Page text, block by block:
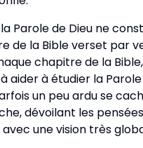
Parole de Dieu ne
de la Bible verset par
chapitre de la
aider à étudier la Parole
un peu ardu se
dévoilant les
une vision très